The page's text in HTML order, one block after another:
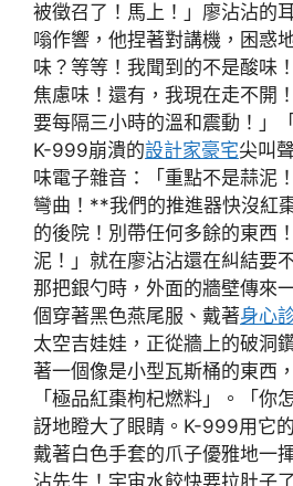
被徵召了！馬上！」廖沾沾的
嗡作響，他捏著對講機，困惑
味？等等！我聞到的不是酸味
焦慮味！還有，我現在走不開
要每隔三小時的溫和震動！」
K-999崩潰的設計家豪宅尖叫
味電子雜音：「重點不是蒜泥
彎曲！**我們的推進器快沒紅
的後院！別帶任何多餘的東
泥！」就在廖沾沾還在糾結要
那把銀勺時，外面的牆壁傳來
個穿著黑色燕尾服、戴著身心
太空吉娃娃，正從牆上的破洞
著一個像是小型瓦斯桶的東西
「極品紅棗枸杞燃料」。「
訝地瞪大了眼睛。K-999用它
戴著白色手套的爪子優雅地一
沾先生！宇宙水餃快要拉肚子